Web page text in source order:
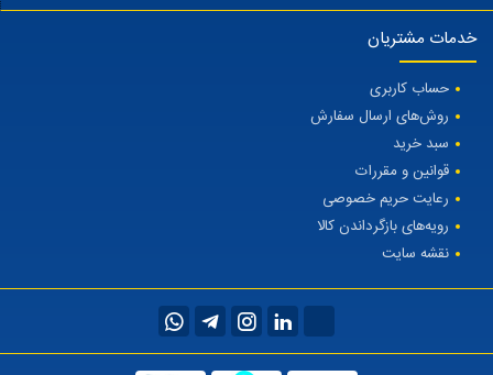
خدمات مشتریان
حساب کاربری
روش‌های ارسال سفارش
سبد خرید
قوانین و مقررات
رعایت حریم خصوصی
رویه‌های بازگرداندن کالا
نقشه سایت